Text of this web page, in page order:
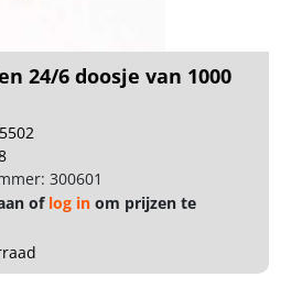
24/6 doosje van 1000
300601
of log in om prijzen te